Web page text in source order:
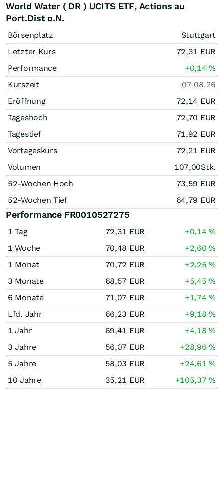
World Water ( DR ) UCITS ETF, Actions au
Port.Dist o.N.
Börsenplatz
Stuttgart
Letzter Kurs
72,31 EUR
Performance
+0,14%
Kurszeit
07.08.26
Eröffnung
72,14 EUR
Tageshoch
72,70 EUR
Tagestief
71,92 EUR
Vortageskurs
72,21 EUR
Volumen
107,00Stk.
52-Wochen Hoch
73,59 EUR
52-Wochen Tief
64,79 EUR
Performance FR0010527275
1 Tag 72,31 EUR +0,14%
1 Woche
70,48 EUR +2,60%
1 Monat
70,72 EUR +2,25%
3 Monate
68,57 EUR +5,45%
6 Monate
71,07 EUR +1,74%
Lfd. Jahr
66,23 EUR +9,18%
1 Jahr
69,41 EUR +4,18%
3 Jahre
56,07 EUR +28,96%
5 Jahre
58,03 EUR +24,61%
10 Jahre
35,21 EUR +105,37%